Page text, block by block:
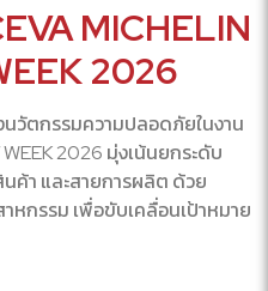
MICHELIN
2026
วัตกรรมความปลอดภัยในงาน
2026 มุ่งเน้นยกระดับ
ค้า และสายการผลิต ด้วย
หกรรม เพื่อขับเคลื่อนเป้าหมาย